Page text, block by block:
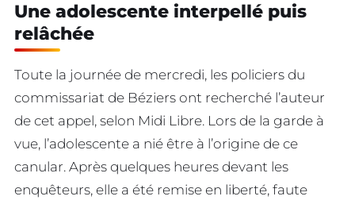
Une adolescente interpellé puis
relâchée
Toute la journée de mercredi, les policiers du
commissariat de Béziers ont recherché l’auteur
de cet appel, selon Midi Libre. Lors de la garde à
vue, l’adolescente a nié être à l’origine de ce
canular. Après quelques heures devant les
enquêteurs, elle a été remise en liberté, faute